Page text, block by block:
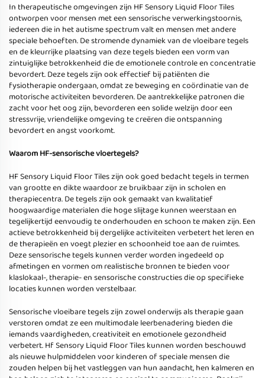
In therapeutische omgevingen zijn HF Sensory Liquid Floor Tiles
ontworpen voor mensen met een sensorische verwerkingstoornis,
iedereen die in het autisme spectrum valt en mensen met andere
speciale behoeften. De stromende dynamiek van de vloeibare tegels
en de kleurrijke plaatsing van deze tegels bieden een vorm van
zintuiglijke betrokkenheid die de emotionele controle en concentratie
bevordert. Deze tegels zijn ook effectief bij patiënten die
fysiotherapie ondergaan, omdat ze beweging en coördinatie van de
motorische activiteiten bevorderen. De aantrekkelijke patronen die
zacht voor het oog zijn, bevorderen een solide welzijn door een
stressvrije, vriendelijke omgeving te creëren die ontspanning
bevordert en angst voorkomt.
Waarom HF-sensorische vloertegels?
HF Sensory Liquid Floor Tiles zijn ook goed bedacht tegels in termen
van grootte en dikte waardoor ze bruikbaar zijn in scholen en
therapiecentra. De tegels zijn ook gemaakt van kwalitatief
hoogwaardige materialen die hoge slijtage kunnen weerstaan en
tegelijkertijd eenvoudig te onderhouden en schoon te maken zijn. Een
actieve betrokkenheid bij dergelijke activiteiten verbetert het leren en
de therapieën en voegt plezier en schoonheid toe aan de ruimtes.
Deze sensorische tegels kunnen verder worden ingedeeld op
afmetingen en vormen om realistische bronnen te bieden voor
klaslokaal-, therapie- en sensorische constructies die op specifieke
locaties kunnen worden verstelbaar.
Sensorische vloeibare tegels zijn zowel onderwijs als therapie gaan
verstoren omdat ze een multimodale leerbenadering bieden die
iemands vaardigheden, creativiteit en emotionele gezondheid
verbetert. Hf Sensory Liquid Floor Tiles kunnen worden beschouwd
als nieuwe hulpmiddelen voor kinderen of speciale mensen die
zouden helpen bij het vastleggen van hun aandacht, hen kalmeren en